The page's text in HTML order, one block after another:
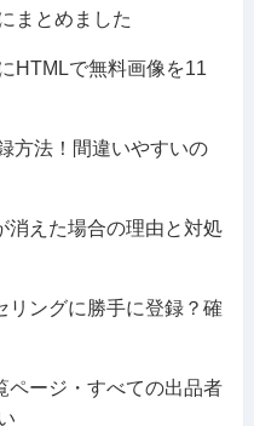
まとめました
HTMLで無料画像を11
方法！間違いやすいの
消えた場合の理由と対処
リングに勝手に登録？確
ページ・すべての出品者